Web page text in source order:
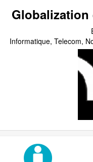
Informatique, Telecom,